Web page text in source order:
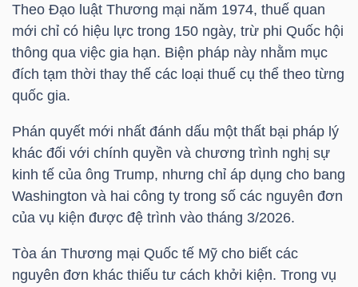
Theo Đạo luật Thương mại năm 1974, thuế quan
mới chỉ có hiệu lực trong 150 ngày, trừ phi Quốc hội
thông qua việc gia hạn. Biện pháp này nhằm mục
đích tạm thời thay thế các loại thuế cụ thể theo từng
quốc gia.
Phán quyết mới nhất đánh dấu một thất bại pháp lý
khác đối với chính quyền và chương trình nghị sự
kinh tế của ông Trump, nhưng chỉ áp dụng cho bang
Washington và hai công ty trong số các nguyên đơn
của vụ kiện được đệ trình vào tháng 3/2026.
Tòa án Thương mại Quốc tế Mỹ cho biết các
nguyên đơn khác thiếu tư cách khởi kiện. Trong vụ
MÔ
NGÀNH
DOANH